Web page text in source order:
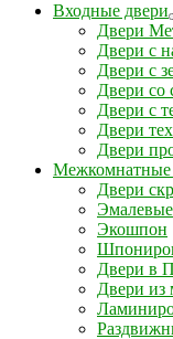
Входные двери
Двери
Двери с
Двери с
Двери со
Двери с
Двери
Двери
Межкомнатные
Двери
Эмалевые
Экошпон
Двери в
Двери из